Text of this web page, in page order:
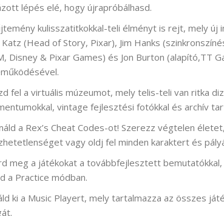
lépés elé, hogy újrapróbálhasd.
kulisszatitkokkal-teli élményt is rejt, mely új
Katz (Head of Story, Pixar), Jim Hanks
Disney & Pixar Games) és Jon Burton (alapító,TT
fel a virtuális múzeumot, mely telis-teli van ritka
vintage fejlesztési fotókkal és archív
a Rex’s Cheat Codes-ot! Szerezz végtelen életet,
vagy oldj fel minden karaktert és
meg a játékokat a továbbfejlesztett
a Practice módban.
ki a Music Playert, mely tartalmazza az összes